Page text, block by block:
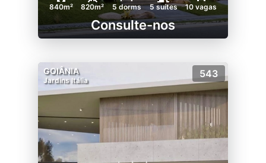
840m² 820m² 5 dorms 5 suítes 10 vagas
Consulte-nos
GOIÂNIA
Jardins Itália
543